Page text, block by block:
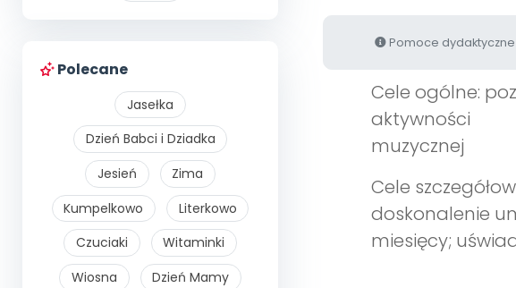
Polecane
Jasełka
Dzień Babci i Dziadka
Jesień
Zima
Kumpelkowo
Literkowo
Czuciaki
Witaminki
Wiosna
Dzień Mamy
Pomoce
Cele ogólne:
aktywności
muzycznej
Cele
doskonalenie
miesięcy;